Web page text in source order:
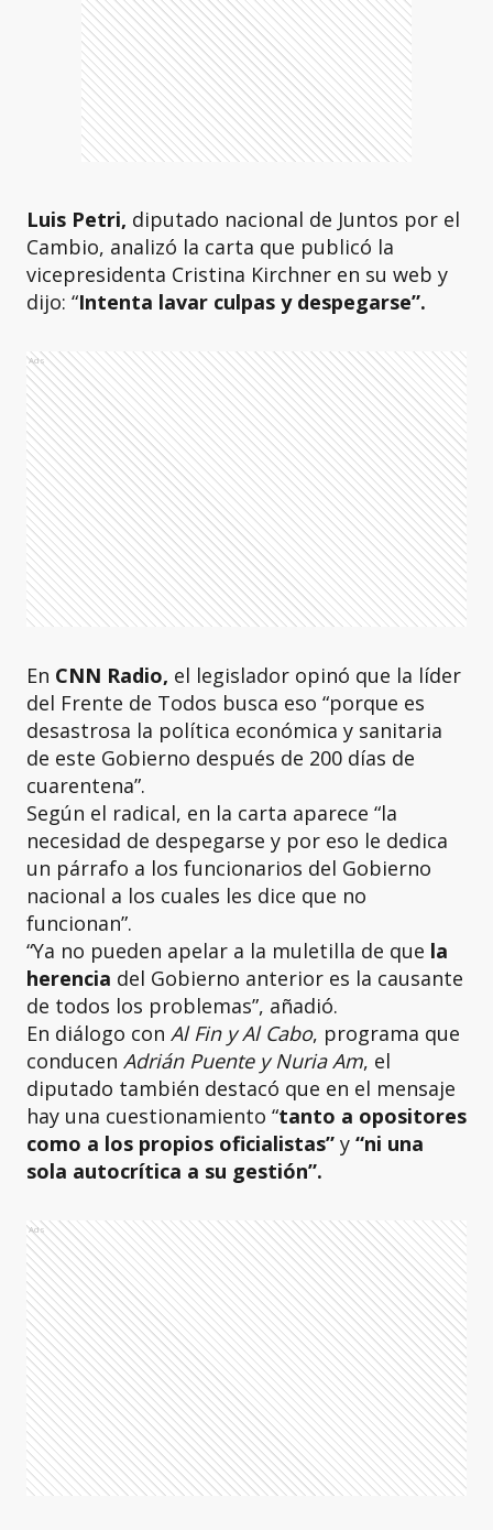
Luis Petri, diputado nacional de Juntos por el
Cambio, analizó la carta que publicó la
vicepresidenta Cristina Kirchner en su web y
dijo: “Intenta lavar culpas y despegarse”.
Ads
En CNN Radio, el legislador opinó que la líder
del Frente de Todos busca eso “porque es
desastrosa la política económica y sanitaria
de este Gobierno después de 200 días de
cuarentena”.
Según el radical, en la carta aparece “la
necesidad de despegarse y por eso le dedica
un párrafo a los funcionarios del Gobierno
nacional a los cuales les dice que no
funcionan”.
“Ya no pueden apelar a la muletilla de que la
herencia del Gobierno anterior es la causante
de todos los problemas”, añadió.
En diálogo con Al Fin y Al Cabo, programa que
conducen Adrián Puente y Nuria Am, el
diputado también destacó que en el mensaje
hay una cuestionamiento “tanto a opositores
como a los propios oficialistas” y “ni una
sola autocrítica a su gestión”.
Ads